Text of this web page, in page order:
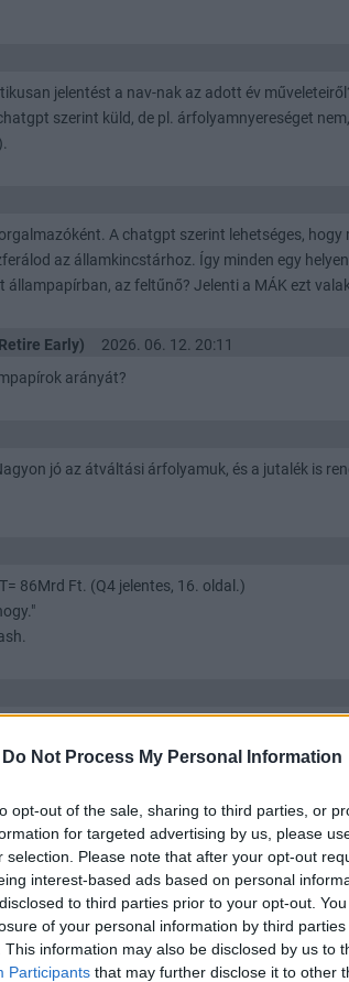
Do Not Process My Personal Information
opt-out of the sale, sharing to third parties, or
for targeted advertising by us, please
selection. Please note that after your opt-out
interest-based ads based on personal
to third parties prior to your opt-out.
of your personal information by third parties
This information may also be disclosed by us to
Participants that may further disclose it to other
jelentést a nav-nak az adott év
szerint küld, de pl. árfolyamnyereséget
A chatgpt szerint lehetséges, hogy
az államkincstárhoz. Így minden egy
az feltűnő? Jelenti a MÁK ezt
Early) 2026. 06. 12. 20:11
arányát?
jó az átváltási árfolyamuk, és a jutalék is
86Mrd Ft. (Q4 jelentes, 16. oldal.)
Próbáltátok már az IBKR-t? Van webes,
de egy TANK, highly customizable,
de az állítólag mordernebb kinézetű, és
funkcióval is. A webes is teljesen
olyan magyar programmal.
tenni. Eladtam mindent. Nem bírtam már
4.500-4.800 között adom el. De ez van. Valaki